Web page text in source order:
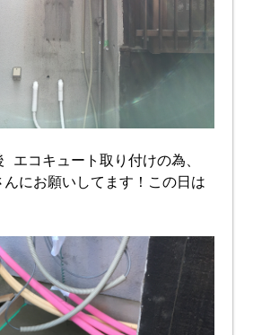
エコキュート取り付けの為、
にお願いしてます！この日は